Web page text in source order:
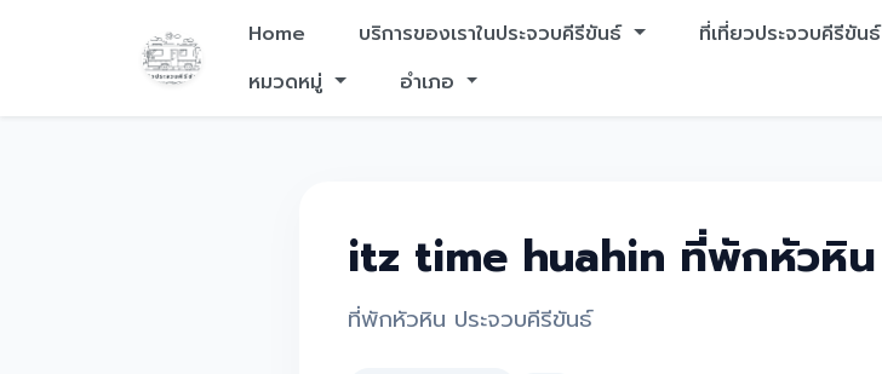
Home บริการของเราในประจวบคีรีขันธ์ ที่เที่ยวประจวบคีรีขันธ์
หมวดหมู่
อำเภอ
itz time huahin ที่พักหัวหิน
ที่พักหัวหิน ประจวบคีรีขันธ์